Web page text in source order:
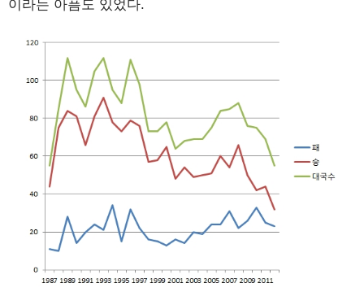
이라는 아픔도 있었다.